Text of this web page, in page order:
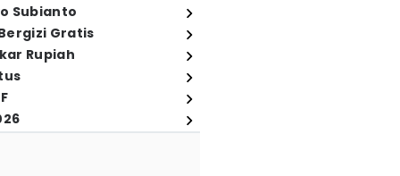
Subianto
Gratis
Rupiah